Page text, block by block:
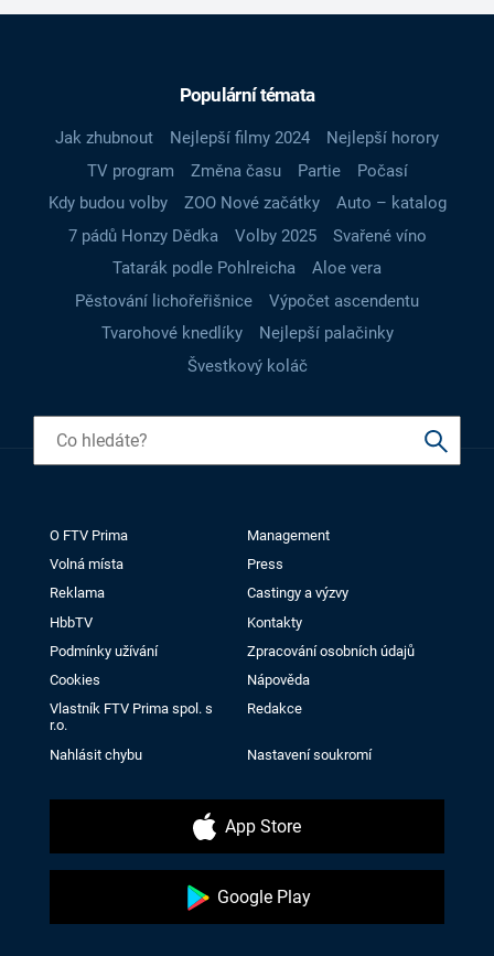
Populární témata
Jak zhubnout Nejlepší filmy 2024
Nejlepší horory
TV program
Změna času Partie
Počasí
Kdy budou volby
ZOO Nové začátky
Auto – katalog
7 pádů Honzy Dědka
Volby 2025
Svařené víno
Tatarák podle Pohlreicha
Aloe vera
Pěstování lichořeřišnice
Výpočet ascendentu
Tvarohové knedlíky
Nejlepší palačinky
Švestkový koláč
O FTV Prima
Management
Volná místa
Press
Reklama
Castingy a výzvy
HbbTV
Kontakty
Podmínky užívání
Zpracování osobních údajů
Cookies
Nápověda
Vlastník FTV Prima spol. s
r.o.
Redakce
Nahlásit chybu Nastavení soukromí
App Store
Google Play